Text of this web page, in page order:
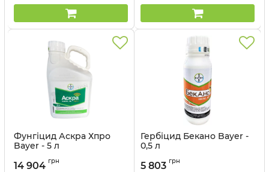
Фунгіцид Аскра Хпро
Bayer - 5 л
14 904 грн
Гербіцид Бекано Bayer -
0,5 л
5 803 грн